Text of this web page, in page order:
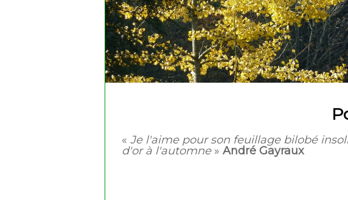
« Je l'aime pour son feuillage bilobé
d'or à l'automne » André Gayraux